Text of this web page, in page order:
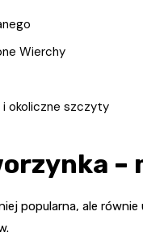
Wierchy
i okoliczne szczyty
–
popularna, ale